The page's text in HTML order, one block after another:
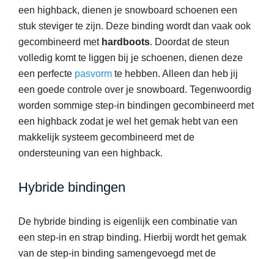
een highback, dienen je snowboard schoenen een
stuk steviger te zijn. Deze binding wordt dan vaak ook
gecombineerd met hardboots. Doordat de steun
volledig komt te liggen bij je schoenen, dienen deze
een perfecte pasvorm te hebben. Alleen dan heb jij
een goede controle over je snowboard. Tegenwoordig
worden sommige step-in bindingen gecombineerd met
een highback zodat je wel het gemak hebt van een
makkelijk systeem gecombineerd met de
ondersteuning van een highback.
Hybride bindingen
De hybride binding is eigenlijk een combinatie van
een step-in en strap binding. Hierbij wordt het gemak
van de step-in binding samengevoegd met de